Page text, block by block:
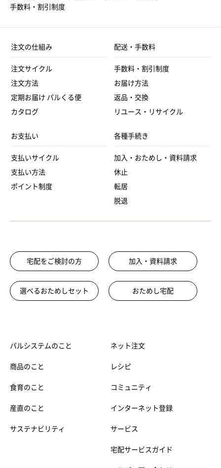
手数料・割引制度
注文の仕組み
注文サイクル
注文方法
定期お届け パルくる便
カタログ
配送・手数料
手数料・割引制度
お届け方法
返品・交換
リユース・リサイクル
お支払い
支払いサイクル
支払い方法
ポイント制度
各種手続き
加入・おためし・資料請求
休止
転居
脱退
宅配をご検討の方 加入・資料請求
選べるおためしセット おためし宅配
パルシステムのこと
商品のこと
食育のこと
産直のこと
サステナビリティ
ネット注文
レシピ
コミュニティ
インターネット登録
サービス
宅配サービスガイド